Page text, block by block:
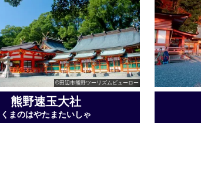
©田辺市熊野ツーリズムビューロー
熊野速玉大社
くまのはやたまたいしゃ